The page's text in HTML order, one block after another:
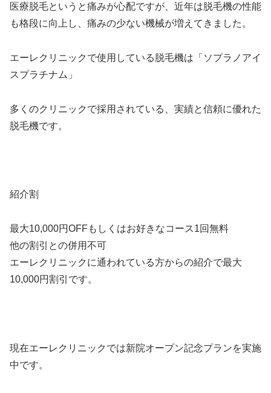
医療脱毛というと痛みが心配ですが、近年は脱毛機の性能
も格段に向上し、痛みの少ない機械が増えてきました。
エーレクリニックで使用している脱毛機は「ソプラノアイ
スプラチナム」
多くのクリニックで採用されている、実績と信頼に優れた
脱毛機です。
紹介割
最大10,000円OFFもしくはお好きなコース1回無料
他の割引との併用不可
エーレクリニックに通われている方からの紹介で最大
10,000円割引です。
現在エーレクリニックでは新院オープン記念プランを実施
中です。